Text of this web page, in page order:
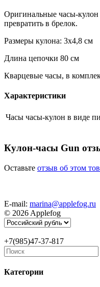
Оригинальные часы-кулон
превратить в брелок.
Размеры кулона: 3х4,8 см
Длина цепочки 80 см
Кварцевые часы, в
Характеристики
Часы часы-кулон в виде
Кулон-часы Gun
Оставьте отзыв об этом
E-mail: marina@applefog.ru
© 2026 Applefog
+7(985)47-37-817
Категории